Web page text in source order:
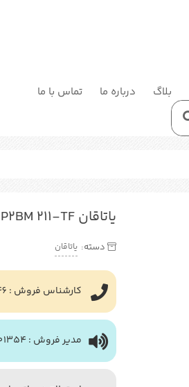
بلاگ درباره ما تماس با ما
یاتاقان SKF P2BM 211-TF
دسته: یاتاقان
کارشناس فروش : 33902846-021
مدیر فروش : 2001354-0919